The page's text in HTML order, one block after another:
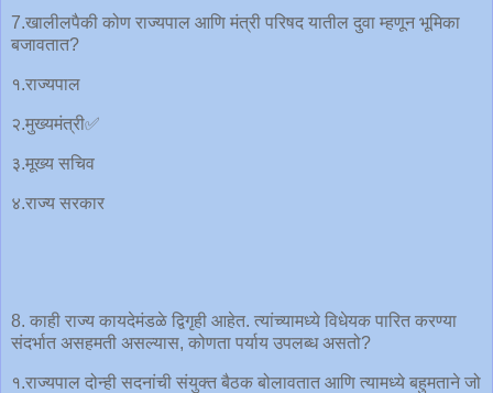
7.खालीलपैकी कोण राज्यपाल आणि मंत्री परिषद यातील दुवा म्हणून भूमिका
बजावतात?
१.राज्यपाल
२.मुख्यमंत्री✅
३.मूख्य सचिव
४.राज्य सरकार
8. काही राज्य कायदेमंडळे द्विगृही आहेत. त्यांच्यामध्ये विधेयक पारित करण्या
संदर्भात असहमती असल्यास, कोणता पर्याय उपलब्ध असतो?
१.राज्यपाल दोन्ही सदनांची संयुक्त बैठक बोलावतात आणि त्यामध्ये बहुमताने जो